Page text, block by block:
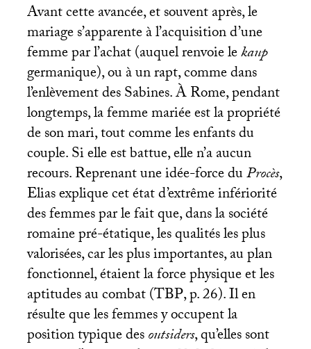
Avant cette avancée, et souvent après, le
mariage s’apparente à l’acquisition d’une
femme par l’achat (auquel renvoie lekaup
germanique), ou à un rapt, comme dans
l’enlèvement des Sabines. À Rome, pendant
longtemps, la femme mariée est la propriété
de son mari, tout comme les enfants du
couple. Si elle est battue, elle n’a aucun
recours. Reprenant une idée-force duProcès,
Elias explique cet état d’extrême infériorité
des femmes par le fait que, dans la société
romaine pré-étatique, les qualités les plus
valorisées, car les plus importantes, au plan
fonctionnel, étaient la force physique et les
aptitudes au combat (TBP, p. 26). Il en
résulte que les femmes y occupent la
position typique desoutsiders, qu’elles sont